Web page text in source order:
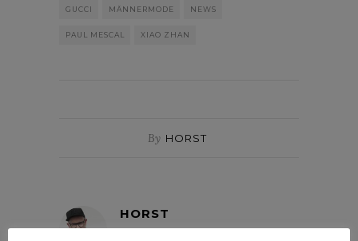
GUCCI MÄNNERMODE NEWS
PAUL MESCAL XIAO ZHAN
By HORST
HORST